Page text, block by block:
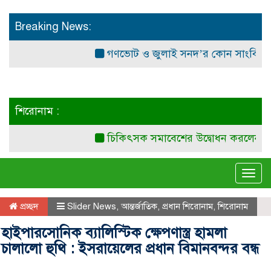
Breaking News:
গণভোট ও জুলাই সনদ’র কোন সাংবিধানিক ও
শিরোনাম :
চিকিৎসক সমাবেশের উদ্বোধন করলেন
প্রচ্ছদ Slider News, আন্তর্জাতিক, প্রধান শিরোনাম,শিরোনাম
হাইপারসোনিক ব্যালিস্টিক ক্ষেপণাস্ত্র হামলা
চালালো হুথি : ইসরায়েলের প্রধান বিমানবন্দর বন্ধ